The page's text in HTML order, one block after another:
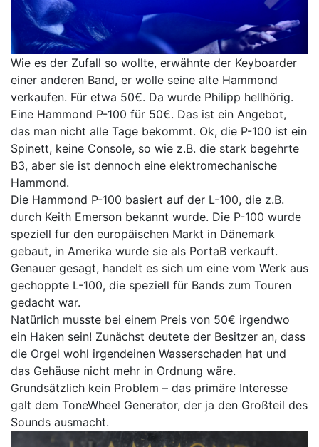
Wie es der Zufall so wollte, erwähnte der Keyboarder
einer anderen Band, er wolle seine alte Hammond
verkaufen. Für etwa 50€. Da wurde Philipp hellhörig.
Eine Hammond P-100 für 50€. Das ist ein Angebot,
das man nicht alle Tage bekommt. Ok, die P-100 ist ein
Spinett, keine Console, so wie z.B. die stark begehrte
B3, aber sie ist dennoch eine elektromechanische
Hammond.
Die Hammond P-100 basiert auf der L-100, die z.B.
durch Keith Emerson bekannt wurde. Die P-100 wurde
speziell fur den europäischen Markt in Dänemark
gebaut, in Amerika wurde sie als PortaB verkauft.
Genauer gesagt, handelt es sich um eine vom Werk aus
gechoppte L-100, die speziell für Bands zum Touren
gedacht war.
Natürlich musste bei einem Preis von 50€ irgendwo
ein Haken sein! Zunächst deutete der Besitzer an, dass
die Orgel wohl irgendeinen Wasserschaden hat und
das Gehäuse nicht mehr in Ordnung wäre.
Grundsätzlich kein Problem – das primäre Interesse
galt dem ToneWheel Generator, der ja den Großteil des
Sounds ausmacht.